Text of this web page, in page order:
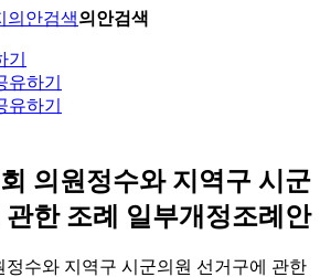
의안검색의안검색
유하기
유하기
의원정수와 지역구 시군
한 조례 일부개정조례안
정수와 지역구 시군의원 선거구에 관한